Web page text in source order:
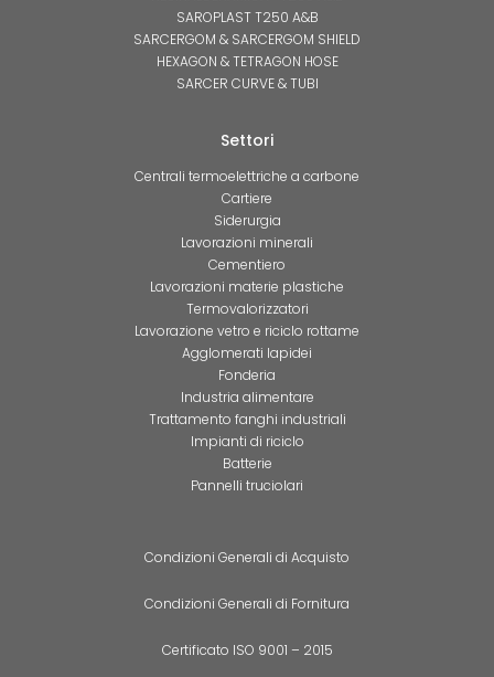
SAROPLAST T250 A&B
SARCERGOM & SARCERGOM SHIELD
HEXAGON & TETRAGON HOSE
SARCER CURVE & TUBI
Settori
Centrali termoelettriche a carbone
Cartiere
Siderurgia
Lavorazioni minerali
Cementiero
Lavorazioni materie plastiche
Termovalorizzatori
Lavorazione vetro e riciclo rottame
Agglomerati lapidei
Fonderia
Industria alimentare
Trattamento fanghi industriali
Impianti di riciclo
Batterie
Pannelli truciolari
Condizioni Generali di Acquisto
Condizioni Generali di Fornitura
Certificato ISO 9001 – 2015